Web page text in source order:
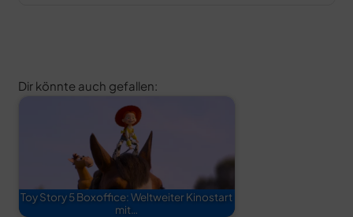
Dir könnte auch gefallen:
Toy Story 5 Boxoffice: Weltweiter Kinostart
mit…